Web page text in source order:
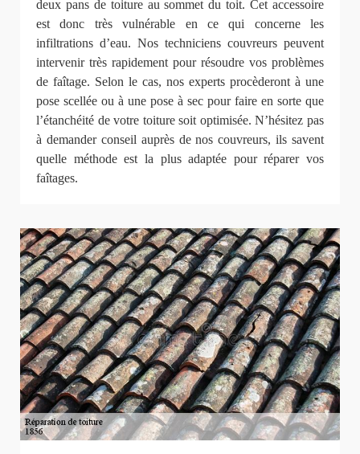
deux pans de toiture au sommet du toit. Cet accessoire
est donc très vulnérable en ce qui concerne les
infiltrations d’eau. Nos techniciens couvreurs peuvent
intervenir très rapidement pour résoudre vos problèmes
de faîtage. Selon le cas, nos experts procèderont à une
pose scellée ou à une pose à sec pour faire en sorte que
l’étanchéité de votre toiture soit optimisée. N’hésitez pas
à demander conseil auprès de nos couvreurs, ils savent
quelle méthode est la plus adaptée pour réparer vos
faîtages.